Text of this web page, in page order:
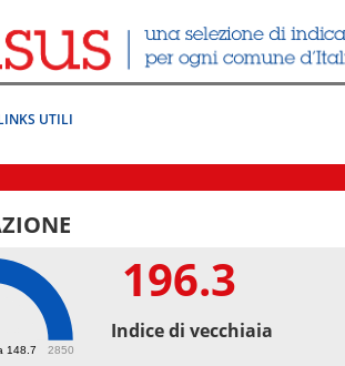
UTILI
148.7 2850
196.3
Indice di vecchiaia